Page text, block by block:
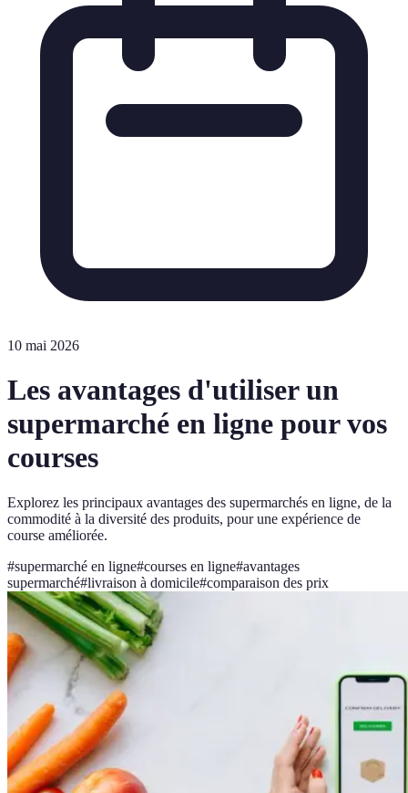
10 mai 2026
Les avantages d'utiliser un
supermarché en ligne pour vos
courses
Explorez les principaux avantages des supermarchés en ligne, de la
commodité à la diversité des produits, pour une expérience de
course améliorée.
#supermarché en ligne#courses en ligne#avantages
supermarché#livraison à domicile#comparaison des prix